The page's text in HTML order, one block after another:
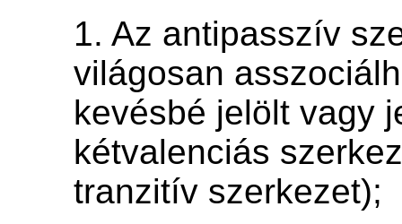
1. Az antipasszív
világosan
kevésbé jelölt vagy
kétvalenciás
tranzitív szerkezet);